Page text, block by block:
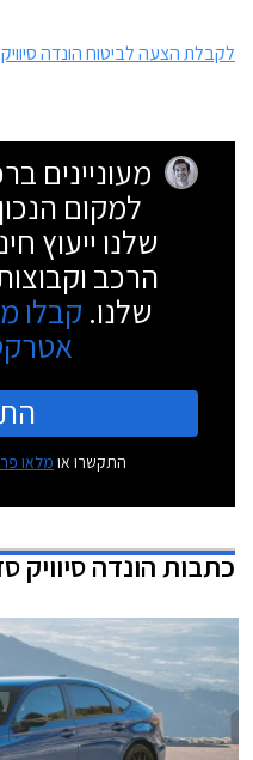
לקבלת הצעה לביטוח הונדה סיוויק
מעוניינים
למקום
שלנו ייעוץ
הרכב
שלנו. קבלו
התקשרו או מלאו
כתבותהונדה סיוויק